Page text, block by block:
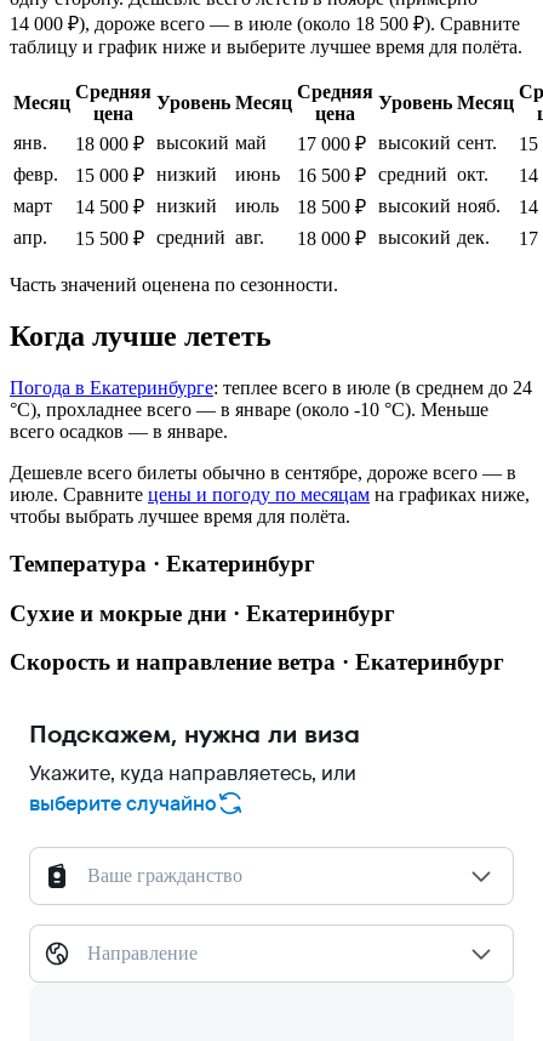
14 000 ₽), дороже всего — в июле (около 18 500 ₽). Сравните
таблицу и график ниже и выберите лучшее время для полёта.
Месяц
Средняя
цена
Уровень Месяц
Средняя
цена
Уровень Месяц
янв.
18 000 ₽ высокий май 17 000 ₽ высокий сент.
15
февр.
15 000 ₽ низкий июнь 16 500 ₽ средний окт.
14
март
14 500 ₽ низкий июль 18 500 ₽ высокий нояб.
14
апр.
15 500 ₽ средний авг. 18 000 ₽ высокий дек. 17
Часть значений оценена по сезонности.
Когда лучше лететь
Погода в Екатеринбурге: теплее всего в июле (в среднем до 24
°C), прохладнее всего — в январе (около -10 °C). Меньше
всего осадков — в январе.
Дешевле всего билеты обычно в сентябре, дороже всего — в
июле. Сравните цены и погоду по месяцам на графиках ниже,
чтобы выбрать лучшее время для полёта.
Температура · Екатеринбург
Сухие и мокрые дни · Екатеринбург
Скорость и направление ветра · Екатеринбург
Подскажем, нужна ли виза
Укажите, куда направляетесь, или
выберите случайно
Ваше гражданство
Направление